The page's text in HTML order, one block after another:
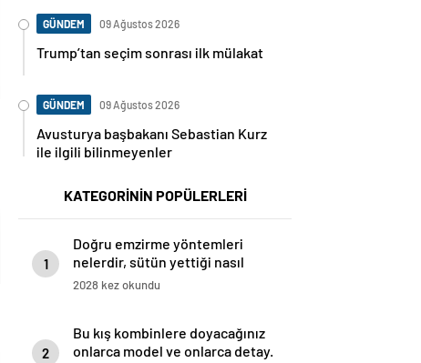
GÜNDEM 09 Ağustos 2026
Trump’tan seçim sonrası ilk mülakat
GÜNDEM 09 Ağustos 2026
Avusturya başbakanı Sebastian Kurz
ile ilgili bilinmeyenler
KATEGORİNİN POPÜLERLERİ
1
Doğru emzirme yöntemleri
nelerdir, sütün yettiği nasıl
anlaşılır?
2028 kez okundu
2
Bu kış kombinlere doyacağınız
onlarca model ve onlarca detay.